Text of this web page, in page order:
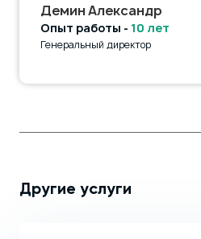
Демин Александр
Опыт работы - 10 лет
Генеральный директор
Другие услуги